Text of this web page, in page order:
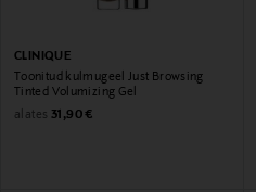
CLINIQUE
Toonitud kulmugeel Just Browsing
Tinted Volumizing Gel
alates Original Price
31,90 €